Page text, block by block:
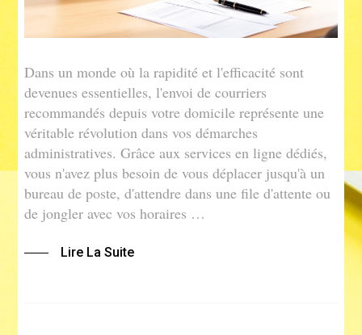
Dans un monde où la rapidité et l'efficacité sont
devenues essentielles, l'envoi de courriers
recommandés depuis votre domicile représente une
véritable révolution dans vos démarches
administratives. Grâce aux services en ligne dédiés,
vous n'avez plus besoin de vous déplacer jusqu'à un
bureau de poste, d'attendre dans une file d'attente ou
de jongler avec vos horaires …
Lire La Suite